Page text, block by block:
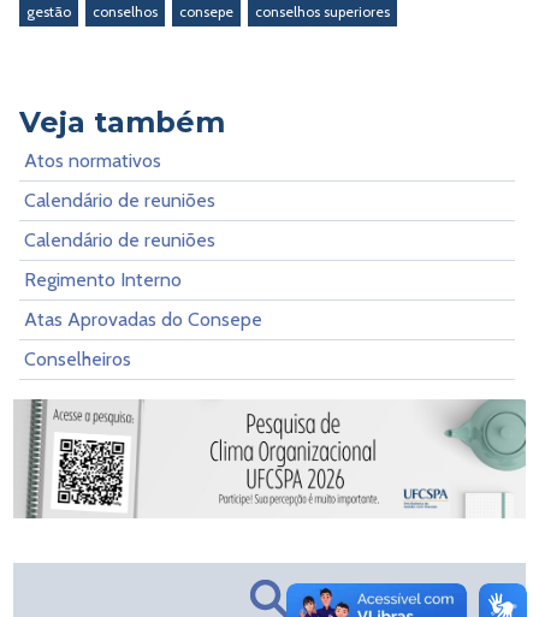
gestão conselhos consepe conselhos superiores
Veja também
Atos normativos
Calendário de reuniões
Calendário de reuniões
Regimento Interno
Atas Aprovadas do Consepe
Conselheiros